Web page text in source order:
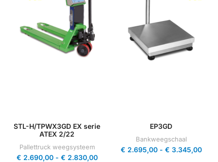
STL-H/TPWX3GD EX serie
ATEX 2/22
Pallettruck weegsysteem
€ 2.690,00 - € 2.830,00
EP3GD
Bankweegschaal
€ 2.695,00 - € 3.345,00